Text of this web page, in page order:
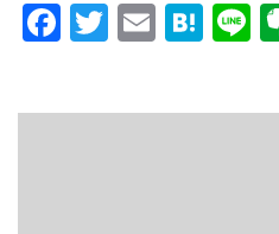
Facebook
Twitter
Email